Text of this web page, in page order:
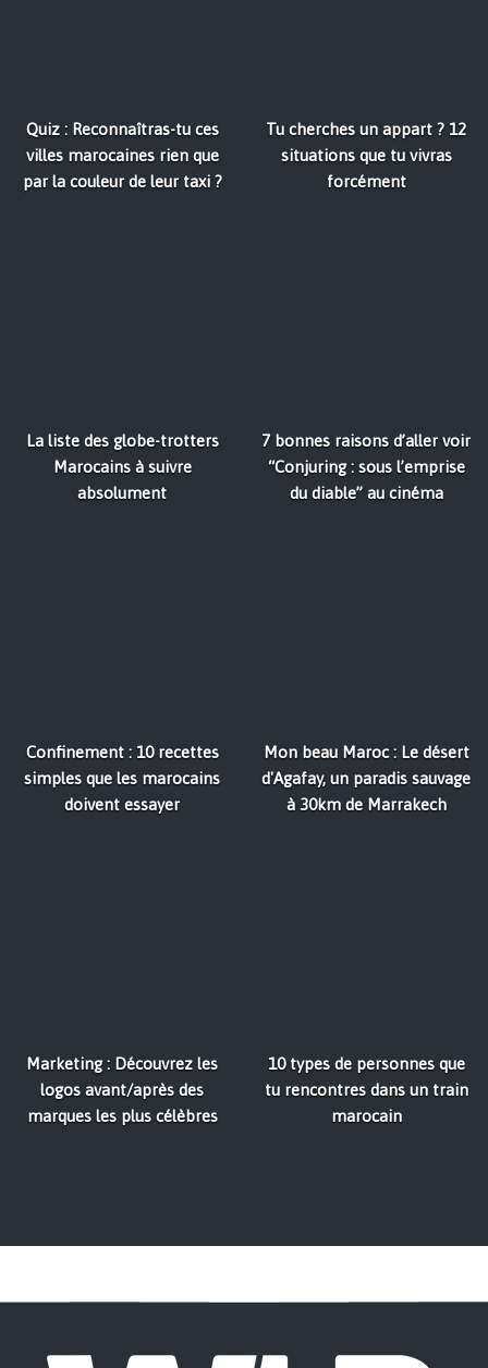
Quiz : Reconnaîtras-tu ces
villes marocaines rien que
par la couleur de leur taxi ?
Tu cherches un appart ? 12
situations que tu vivras
forcément
La liste des globe-trotters
Marocains à suivre
absolument
7 bonnes raisons d’aller voir
“Conjuring : sous l’emprise
du diable” au cinéma
Confinement : 10 recettes
simples que les marocains
doivent essayer
Mon beau Maroc : Le désert
d'Agafay, un paradis sauvage
à 30km de Marrakech
Marketing : Découvrez les
logos avant/après des
marques les plus célèbres
10 types de personnes que
tu rencontres dans un train
marocain